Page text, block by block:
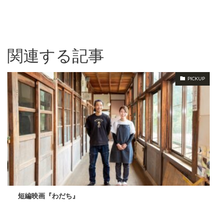
関連する記事
PICKUP
短編映画『わだち』